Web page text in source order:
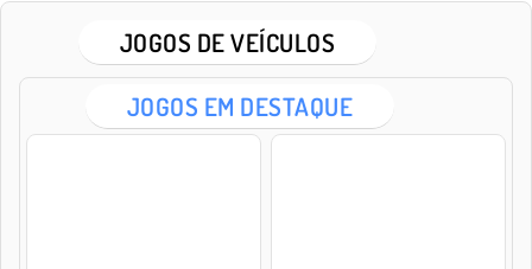
JOGOS DE VEÍCULOS
JOGOS EM DESTAQUE